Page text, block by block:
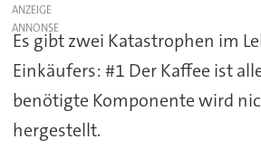
ANZEIGE
Es gibt zwei Katastrophen im
Einkäufers: #1 Der Kaffee ist
benötigte Komponente wird
hergestellt.